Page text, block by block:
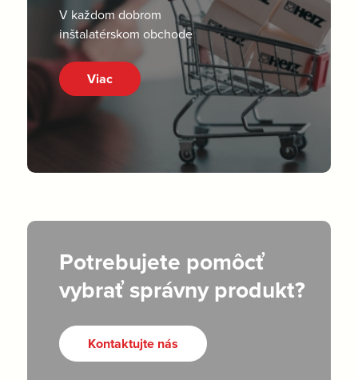
V každom dobrom
inštalatérskom obchode
Viac
Potrebujete pomôcť
vybrať správny produkt?
Kontaktujte nás